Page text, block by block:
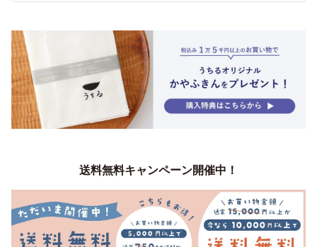
送料無料キャンペーン開催中！